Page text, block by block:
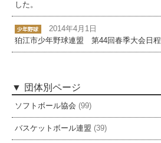
した。
2014年4月1日
狛江市少年野球連盟 第44回春季大会日程
団体別ページ
ソフトボール協会 (99)
バスケットボール連盟 (39)